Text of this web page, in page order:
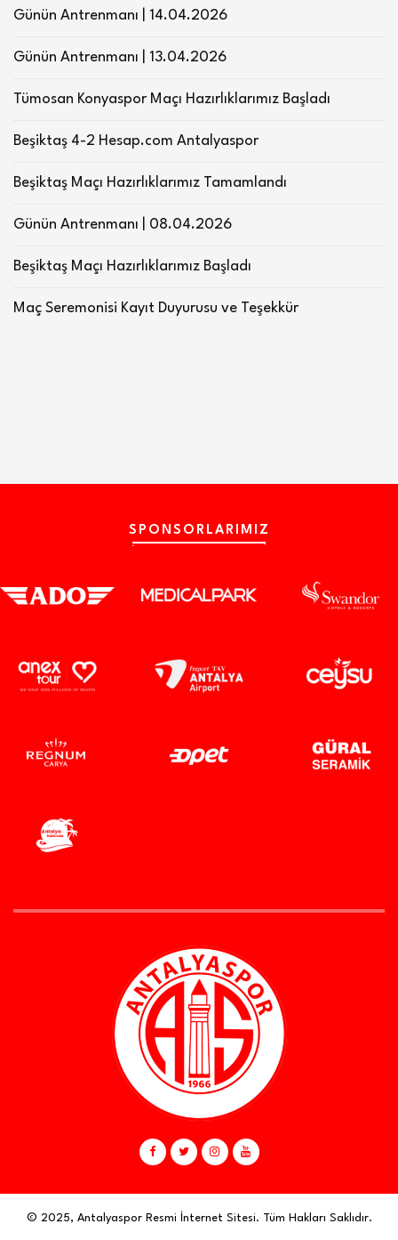
Günün Antrenmanı | 14.04.2026
Günün Antrenmanı | 13.04.2026
Tümosan Konyaspor Maçı Hazırlıklarımız Başladı
Beşiktaş 4-2 Hesap.com Antalyaspor
Beşiktaş Maçı Hazırlıklarımız Tamamlandı
Günün Antrenmanı | 08.04.2026
Beşiktaş Maçı Hazırlıklarımız Başladı
Maç Seremonisi Kayıt Duyurusu ve Teşekkür
SPONSORLARIMIZ
© 2025, Antalyaspor Resmi İnternet Sitesi. Tüm Hakları Saklıdır.